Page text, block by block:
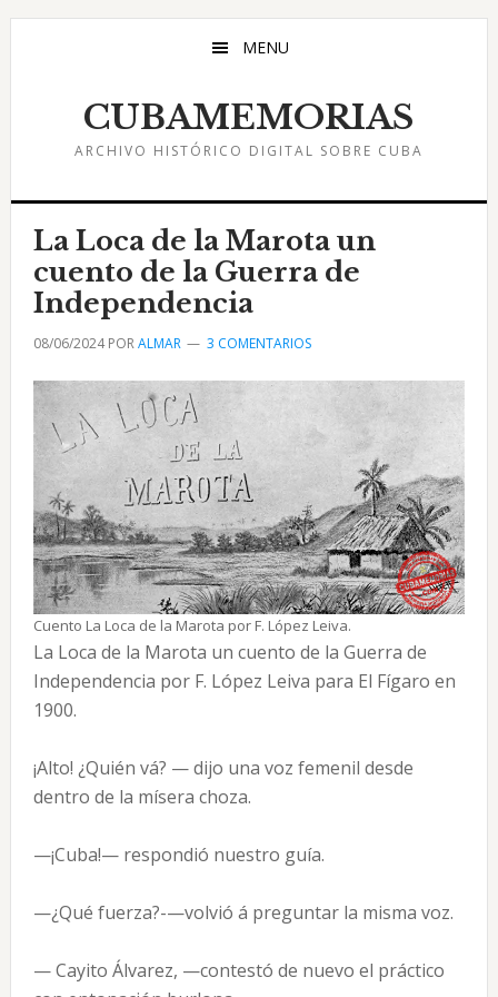
Saltar
Saltar
Saltar
MENU
CUBAMEMORIAS
ARCHIVO HISTÓRICO DIGITAL SOBRE CUBA
La Loca de la Marota un
cuento de la Guerra de
Independencia
08/06/2024PORALMAR 3 COMENTARIOS
Cuento La Loca de la Marota por F. López Leiva.
La Loca de la Marota un cuento de la Guerra de
Independencia por F. López Leiva para El Fígaro en
1900.
¡Alto! ¿Quién vá? — dijo una voz femenil desde
dentro de la mísera choza.
—¡Cuba!— respondió nuestro guía.
—¿Qué fuerza?-—volvió á preguntar la misma voz.
— Cayito Álvarez, —contestó de nuevo el práctico